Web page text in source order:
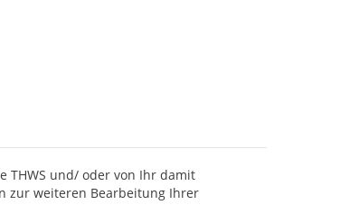
THWS und/ oder von Ihr damit
zur weiteren Bearbeitung Ihrer